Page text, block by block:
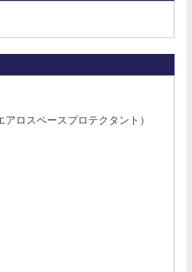
アロスペースプロテクタント）